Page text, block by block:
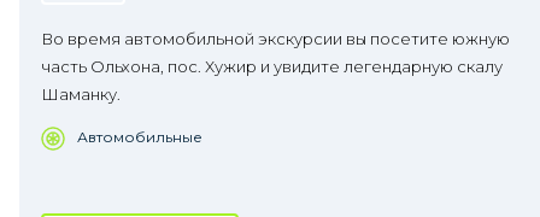
Во время автомобильной экскурсии вы посетите южную
часть Ольхона, пос. Хужир и увидите легендарную скалу
Шаманку.
Автомобильные